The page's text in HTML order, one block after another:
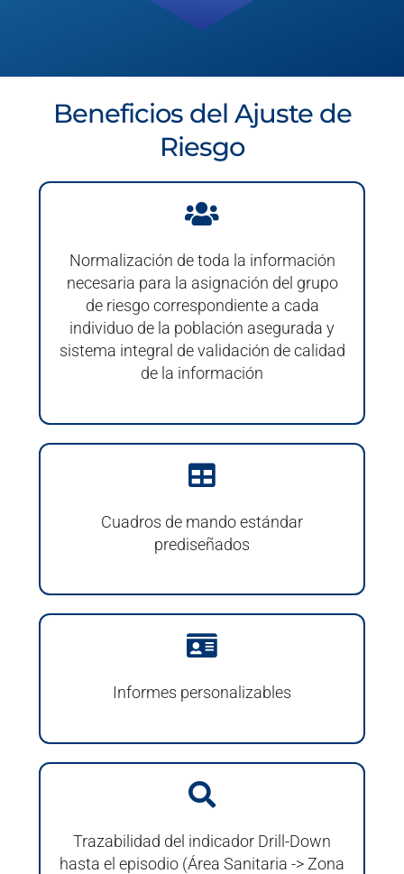
Beneficios del Ajuste de
Riesgo
Normalización de toda la información
necesaria para la asignación del grupo
de riesgo correspondiente a cada
individuo de la población asegurada y
sistema integral de validación de calidad
de la información
Cuadros de mando estándar
prediseñados
Informes personalizables
Trazabilidad del indicador Drill-Down
hasta el episodio (Área Sanitaria -> Zona